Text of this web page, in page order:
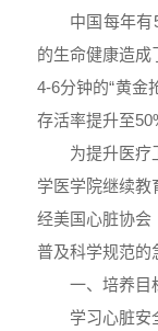
中国每年
的生命健康造
4-6分钟的“黄金
存活率提升至
为提升医疗
学医学院继续教
经美国心脏协会
普及科学规范的
一、培养目
学习心脏安